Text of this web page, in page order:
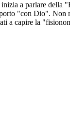
a parlare
"con Dio".
a capire la